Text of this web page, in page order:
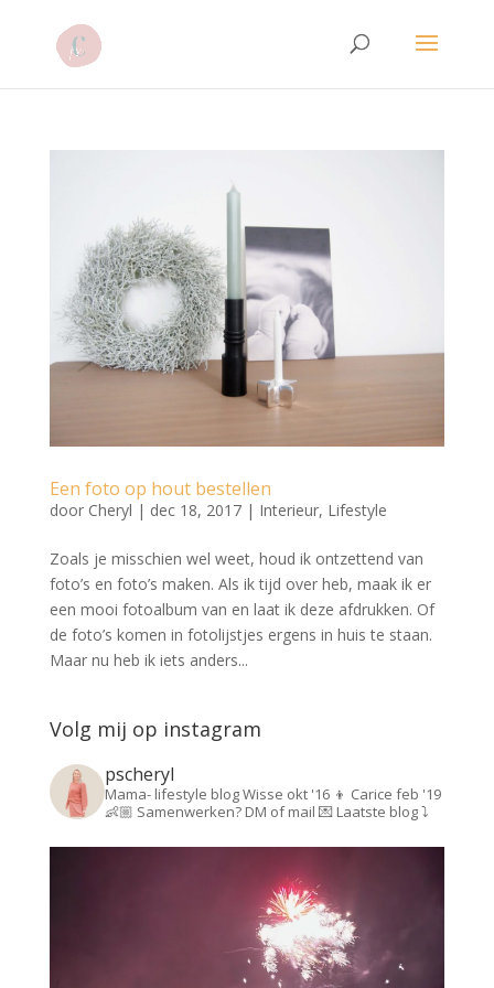
Een foto op hout bestellen
door Cheryl | dec 18, 2017| Interieur, Lifestyle
Zoals je misschien wel weet, houd ik ontzettend van
foto’s en foto’s maken. Als ik tijd over heb, maak ik er
een mooi fotoalbum van en laat ik deze afdrukken. Of
de foto’s komen in fotolijstjes ergens in huis te staan.
Maar nu heb ik iets anders...
Volg mij op instagram
pscheryl
Mama- lifestyle blogWisse okt '16 👦 Carice feb '19
👶🏼 Samenwerken? DM of mail 💌Laatste blog ⤵️